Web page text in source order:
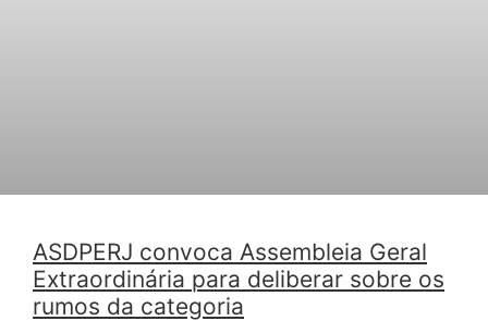
ASDPERJ convoca Assembleia Geral
Extraordinária para deliberar sobre os
rumos da categoria